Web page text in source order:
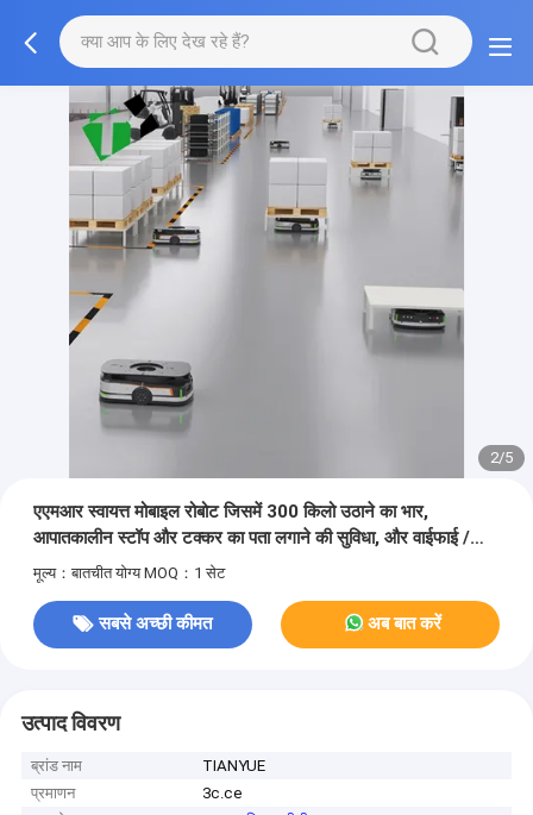
2/5
एएमआर स्वायत्त मोबाइल रोबोट जिसमें 300 किलो उठाने का भार,
आपातकालीन स्टॉप और टक्कर का पता लगाने की सुविधा, और वाईफाई /
5जी संचार शामिल है
मूल्य：बातचीत योग्य MOQ：1 सेट
सबसे अच्छी कीमत अब बात करें
उत्पाद विवरण
ब्रांड नाम
TIANYUE
प्रमाणन
3c.ce